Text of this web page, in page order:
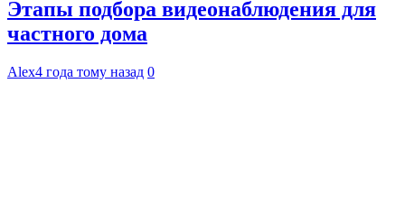
Этапы подбора видеонаблюдения для
частного дома
Alex4 года тому назад 0